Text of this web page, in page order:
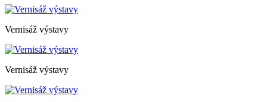
Vernisáž výstavy
Vernisáž výstavy